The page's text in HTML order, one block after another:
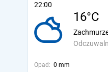
22:00
16°C
Opad: 0 mm